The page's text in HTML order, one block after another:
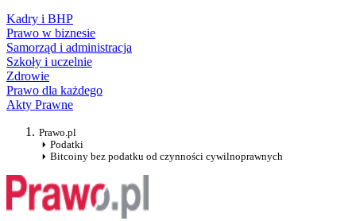
Kadry i BHP
Prawo w biznesie
Samorząd i administracja
Szkoły i uczelnie
Zdrowie
Prawo dla każdego
Akty Prawne
Prawo.pl
Podatki
Bitcoiny bez podatku od czynności cywilnoprawnych